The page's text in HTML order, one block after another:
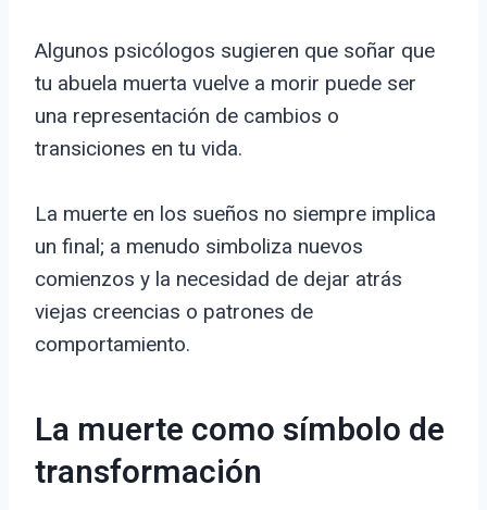
Algunos psicólogos sugieren que soñar que
tu abuela muerta vuelve a morir puede ser
una representación de cambios o
transiciones en tu vida.
La muerte en los sueños no siempre implica
un final; a menudo simboliza nuevos
comienzos y la necesidad de dejar atrás
viejas creencias o patrones de
comportamiento.
La muerte como símbolo de
transformación